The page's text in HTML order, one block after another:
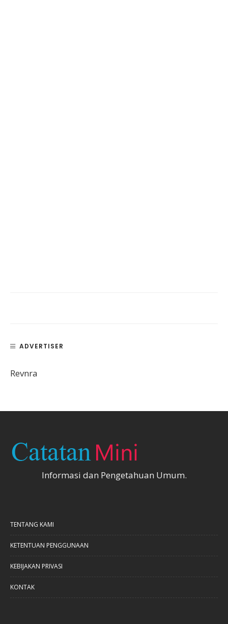
ADVERTISER
Revnra
Informasi dan Pengetahuan Umum.
TENTANG KAMI
KETENTUAN PENGGUNAAN
KEBIJAKAN PRIVASI
KONTAK